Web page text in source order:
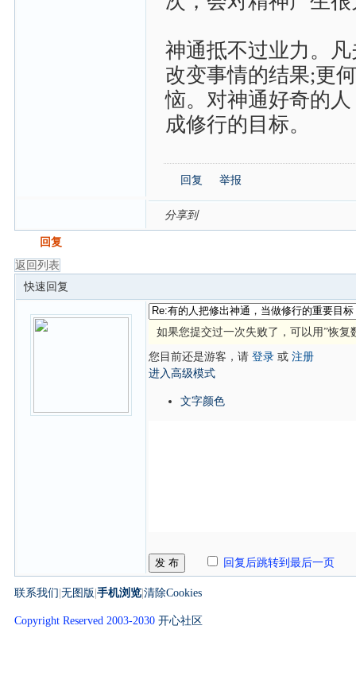
神通抵不过业力。
改变事情的结果;更
恼。对神通好奇的
成修行的目标。
回复 举报
分享到
回复
返回列表
快速回复
如果您提交过一次失败了，可以用”恢复
您目前还是游客，请 登录或 注册
进入高级模式
文字颜色
发 布 回复后跳转到最后一页
联系我们 无图版 手机浏览| 清除Cookies
Copyright Reserved 2003-2030 开心社区